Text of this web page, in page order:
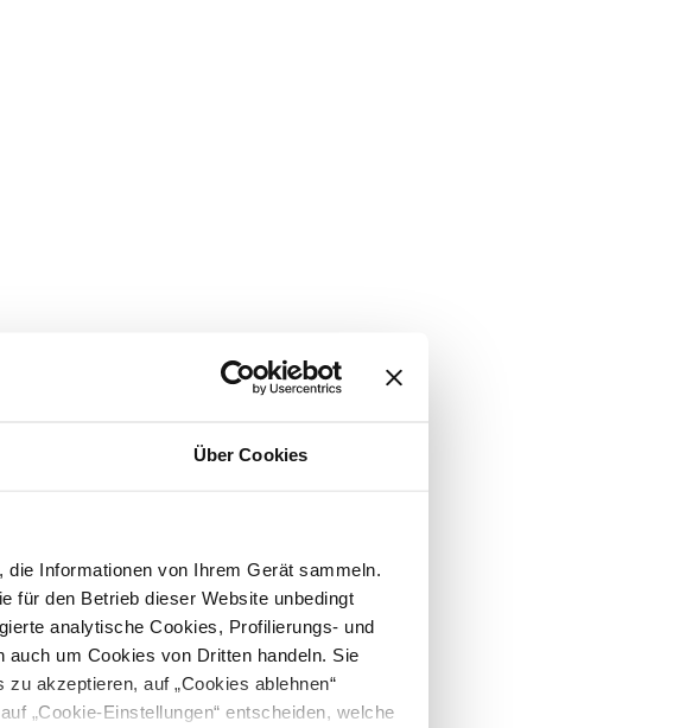
Über Cookies
Informationen von Ihrem Gerät sammeln.
für den Betrieb dieser Website unbedingt
analytische Cookies, Profilierungs- und
um Cookies von Dritten handeln. Sie
akzeptieren, auf „Cookies ablehnen“
„Cookie-Einstellungen“ entscheiden, welche